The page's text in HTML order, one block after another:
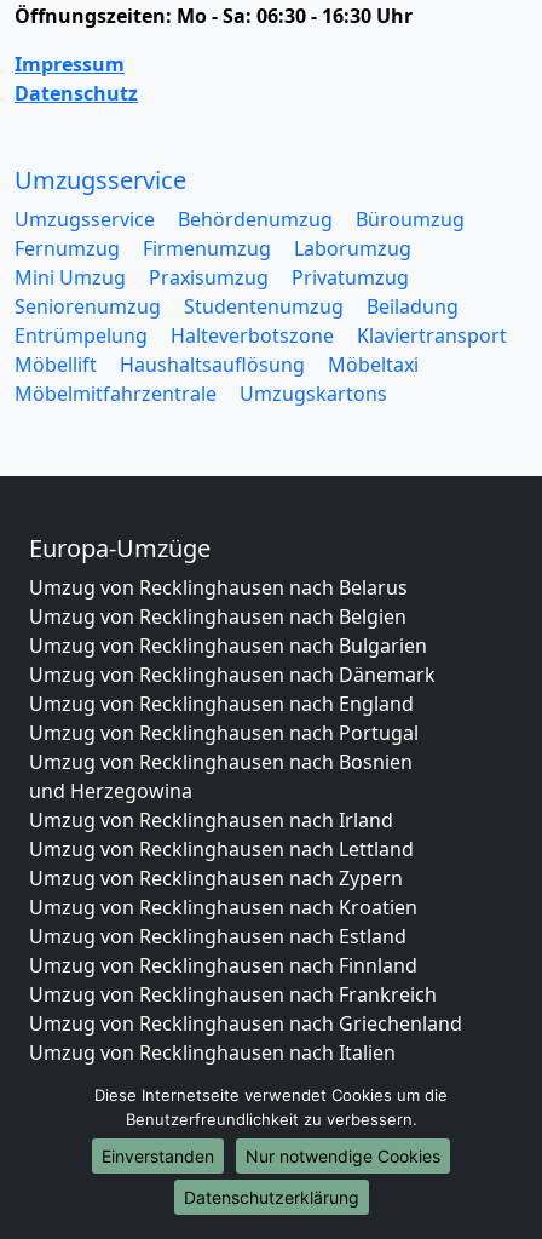
Öffnungszeiten: Mo - Sa: 06:30 - 16:30 Uhr
Impressum
Datenschutz
Umzugsservice
Umzugsservice Behördenumzug
Büroumzug
Fernumzug
Firmenumzug
Laborumzug
Mini Umzug
Praxisumzug
Privatumzug
Seniorenumzug
Studentenumzug
Beiladung
Entrümpelung
Halteverbotszone
Klaviertransport
Möbellift
Haushaltsauflösung
Möbeltaxi
Möbelmitfahrzentrale
Umzugskartons
Europa-Umzüge
Umzug von Recklinghausen nach Belarus
Umzug von Recklinghausen nach Belgien
Umzug von Recklinghausen nach Bulgarien
Umzug von Recklinghausen nach Dänemark
Umzug von Recklinghausen nach England
Umzug von Recklinghausen nach Portugal
Umzug von Recklinghausen nach Bosnien
und Herzegowina
Umzug von Recklinghausen nach Irland
Umzug von Recklinghausen nach Lettland
Umzug von Recklinghausen nach Zypern
Umzug von Recklinghausen nach Kroatien
Umzug von Recklinghausen nach Estland
Umzug von Recklinghausen nach Finnland
Umzug von Recklinghausen nach Frankreich
Umzug von Recklinghausen nach Griechenland
Umzug von Recklinghausen nach Italien
Umzug von Recklinghausen nach Luxemburg
Umzug von Recklinghausen nach Niederlande
Umzug von Recklinghausen nach Norwegen
Umzüge-Deutschlandweit
Diese Internetseite verwendet Cookies um die
Benutzerfreundlichkeit zu verbessern.
Einverstanden
Nur notwendige Cookies
Datenschutzerklärung